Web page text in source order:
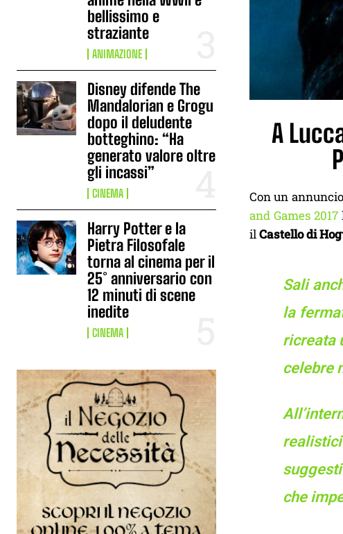
bellissimo e
straziante
ANIMAZIONE
Disney difende The
Mandalorian e Grogu
dopo il deludente
botteghino: “Ha
generato valore oltre
gli incassi”
CINEMA
Harry Potter e la
Pietra Filosofale
torna al cinema per il
25° anniversario con
12 minuti di scene
inedite
CINEMA
A
Con un
and Games 2017
ilCastello di
Sali
la
ricreata
celebre
che